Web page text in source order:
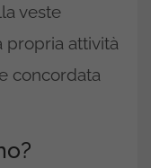
veste
propria attività
concordata